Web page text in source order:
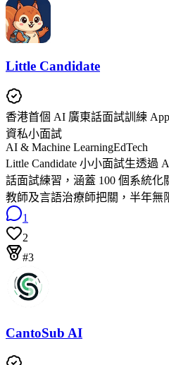
Little Candidate
香港首個 AI 廣東話面試訓練
資私小面試
AI & Machine LearningEdTech
Little Candidate 小小面試生透過
話面試練習，涵蓋 100 個系統
教師及言語治療師把關，半年無
1
2
#3
CantoSub AI